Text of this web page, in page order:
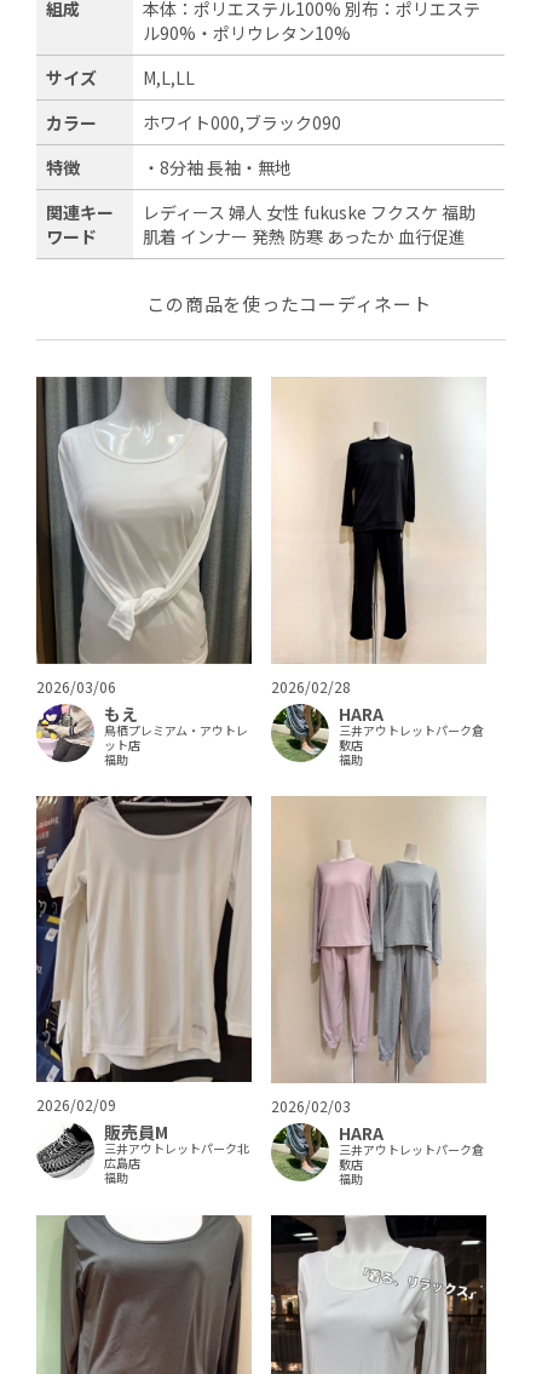
組成
本体：ポリエステル100% 別布：ポリエステ
ル90%・ポリウレタン10%
サイズ
M,L,LL
カラー
ホワイト000,ブラック090
特徴
・8分袖 長袖・無地
関連キー
ワード
レディース 婦人 女性 fukuske フクスケ 福助
肌着 インナー 発熱 防寒 あったか 血行促進
この商品を使ったコーディネート
2026/03/06
もえ
鳥栖プレミアム・アウトレ
ット店
福助
2026/02/28
HARA
三井アウトレットパーク倉
敷店
福助
2026/02/09
販売員M
三井アウトレットパーク北
広島店
福助
2026/02/03
HARA
三井アウトレットパーク倉
敷店
福助